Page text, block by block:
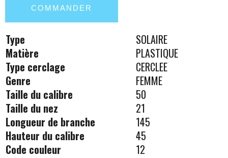
COMMANDER
Type
SOLAIRE
Matière
PLASTIQUE
Type cerclage
CERCLEE
Genre
FEMME
Taille du calibre
50
Taille du nez
21
Longueur de branche
145
Hauteur du calibre
45
Code couleur
12